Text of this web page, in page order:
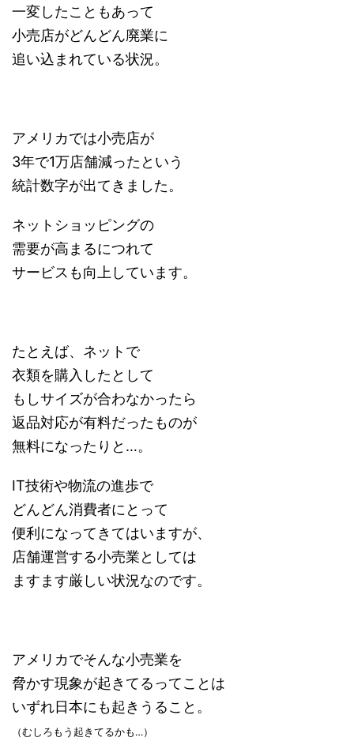
一変したこともあって
小売店がどんどん廃業に
追い込まれている状況。
アメリカでは小売店が
3年で1万店舗減ったという
統計数字が出てきました。
ネットショッピングの
需要が高まるにつれて
サービスも向上しています。
たとえば、ネットで
衣類を購入したとして
もしサイズが合わなかったら
返品対応が有料だったものが
無料になったりと…。
IT技術や物流の進歩で
どんどん消費者にとって
便利になってきてはいますが、
店舗運営する小売業としては
ますます厳しい状況なのです。
アメリカでそんな小売業を
脅かす現象が起きてるってことは
いずれ日本にも起きうること。
（むしろもう起きてるかも…）